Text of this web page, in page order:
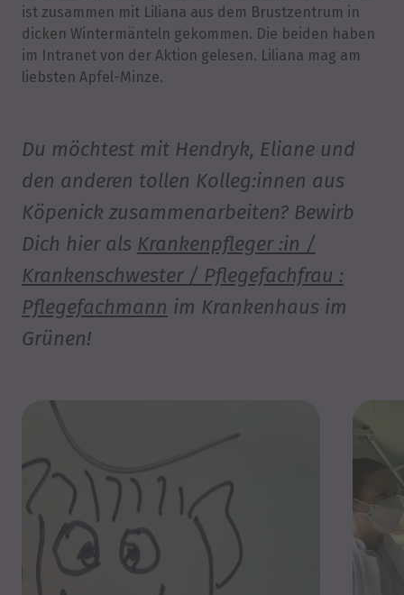
ist zusammen mit Liliana aus dem Brustzentrum in
dicken Wintermänteln gekommen. Die beiden haben
im Intranet von der Aktion gelesen. Liliana mag am
liebsten Apfel-Minze.
Du möchtest mit Hendryk, Eliane und
den anderen tollen Kolleg:innen aus
Köpenick zusammenarbeiten? Bewirb
Dich hier als Krankenpfleger :in /
Krankenschwester / Pflegefachfrau :
Pflegefachmann im Krankenhaus im
Grünen!